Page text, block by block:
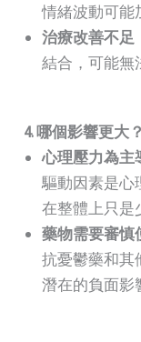
情緒波動可能
治療改善不足
結合，可能無
4. 哪個影響更大？
心理壓力為主
驅動因素是心
在整體上只是
藥物需要審慎
抗憂鬱藥和其
潛在的負面影